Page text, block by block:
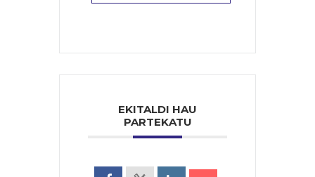
EKITALDI HAU
PARTEKATU